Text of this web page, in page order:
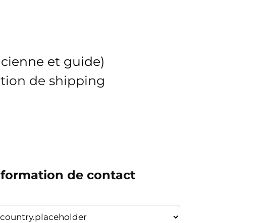
et guide)
de shipping
de contact